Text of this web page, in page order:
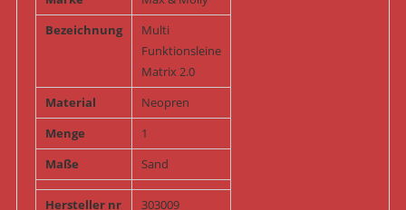
Bezeichnung
Multi
Funktionsleine
Matrix 2.0
Material
Neopren
Menge
1
Maße
Sand
Hersteller nr
303009